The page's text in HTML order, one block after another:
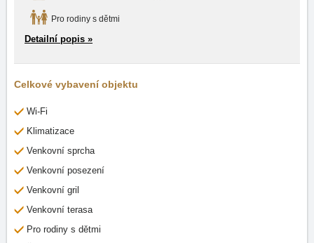
Pro rodiny s dětmi
Detailní popis »
Celkové vybavení objektu
Wi-Fi
Klimatizace
Venkovní sprcha
Venkovní posezení
Venkovní gril
Venkovní terasa
Pro rodiny s dětmi